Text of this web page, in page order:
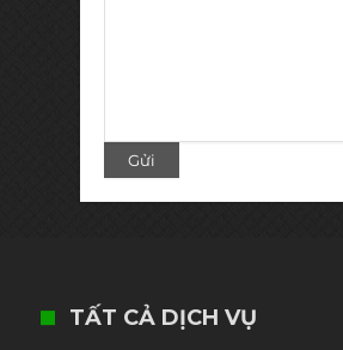
TẤT CẢ DỊCH VỤ